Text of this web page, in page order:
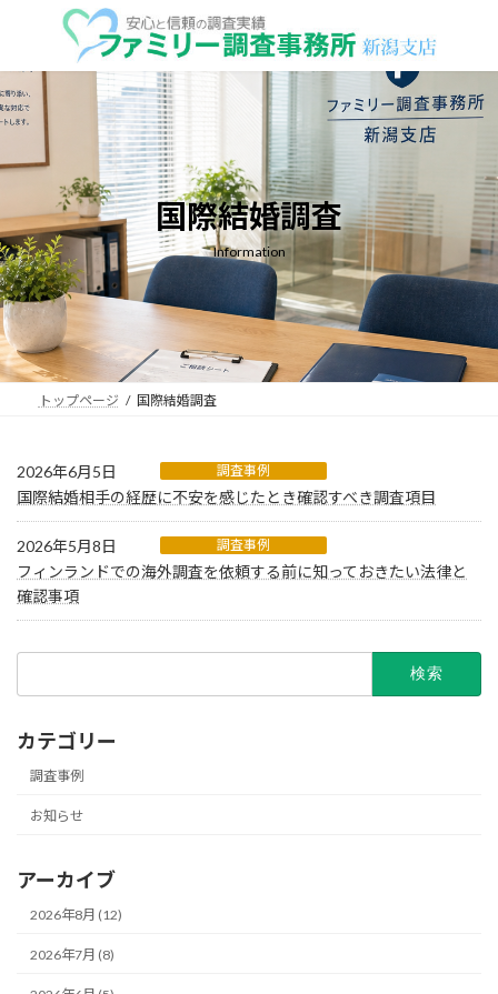
ン
ツ
へ
キ
ー
シ
ョ
に
国際結婚調査
Information
トップページ 国際結婚調査
2026年6月5日 調査事例
国際結婚相手の経歴に不安を感じたとき確認すべき調査項目
2026年5月8日 調査事例
フィンランドでの海外調査を依頼する前に知っておきたい法律と
確認事項
カテゴリー
調査事例
お知らせ
アーカイブ
2026年8月 (12)
2026年7月 (8)